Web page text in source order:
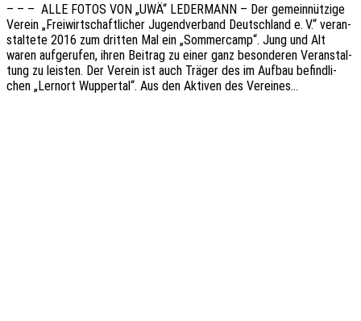
– – – ALLE FOTOS VON „UWÄ“ LEDERMANN – Der gemein­nüt­zi­ge
Verein „Frei­wirt­schaft­li­cher Jugend­ver­band Deutsch­land e. V.“ veran­
stal­te­te 2016 zum drit­ten Mal ein „Sommer­camp“. Jung und Alt
waren aufge­ru­fen, ihren Beitrag zu einer ganz beson­de­ren Veran­stal­
tung zu leis­ten. Der Verein ist auch Träger des im Aufbau befind­li­
chen „Lern­ort Wupper­tal“. Aus den Akti­ven des Vereines…